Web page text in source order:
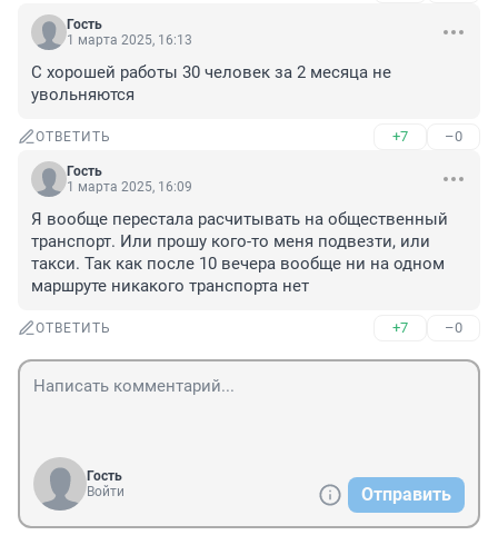
Гость
1 марта 2025, 16:13
С хорошей работы 30 человек за 2 месяца не
увольняются
ОТВЕТИТЬ +7 –0
Гость
1 марта 2025, 16:09
Я вообще перестала расчитывать на общественный
транспорт. Или прошу кого-то меня подвезти, или
такси. Так как после 10 вечера вообще ни на одном
маршруте никакого транспорта нет
ОТВЕТИТЬ +7 –0
Гость
Войти
Отправить